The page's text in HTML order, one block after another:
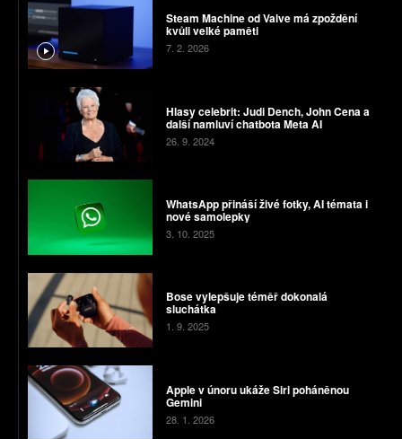
Steam Machine od Valve má zpoždění
kvůli velké paměti
7. 2. 2026
Hlasy celebrit: Judi Dench, John Cena a
další namluví chatbota Meta AI
26. 9. 2024
WhatsApp přináší živé fotky, AI témata i
nové samolepky
3. 10. 2025
Bose vylepšuje téměř dokonalá
sluchátka
1. 9. 2025
Apple v únoru ukáže Siri poháněnou
Gemini
28. 1. 2026